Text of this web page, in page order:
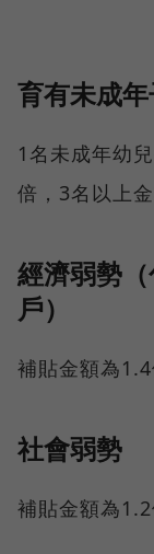
育有未成
1名未成年幼
倍，3名以上
經濟弱勢
戶）
補貼金額為
社會弱勢
補貼金額為1.2